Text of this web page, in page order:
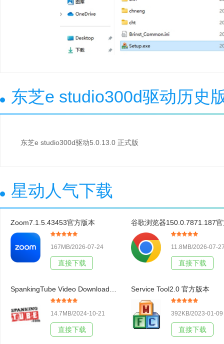
东芝e studio300d驱动历史
东芝e studio300d驱动5.0.13.0 正式版
星动人气下载
Zoom7.1.5.43453官方版本
167MB/2026-07-24
直接下载
11.8MB/2026-07-
直接下载
SpankingTube Video Downloader3.19官方版本
14.7MB/2024-10-21
直接下载
Service Tool2.0 官方版本
392KB/2023-01-09
直接下载